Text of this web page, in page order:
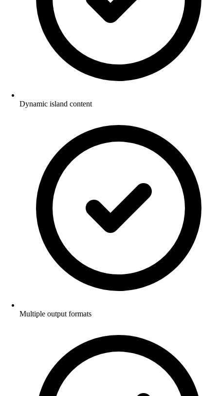
Dynamic island content
Multiple output formats